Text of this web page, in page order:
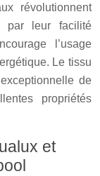
révolutionnent
par leur facilité
l’usage
Le tissu
de
propriétés
et